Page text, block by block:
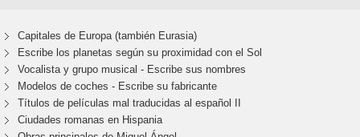
Capitales de Europa (también Eurasia)
Escribe los planetas según su proximidad con el Sol
Vocalista y grupo musical - Escribe sus nombres
Modelos de coches - Escribe su fabricante
Títulos de películas mal traducidas al español II
Ciudades romanas en Hispania